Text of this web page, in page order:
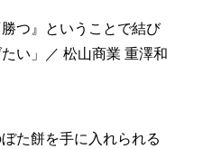
勝つ』ということで結び
い」／ 松山商業 重澤和
ぼた餅を手に入れられる